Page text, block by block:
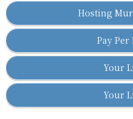
Hosting
Pay
Your
Your